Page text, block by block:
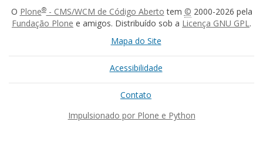
O Plone®- CMS/WCM de Código Aberto tem © 2000-2026 pela
Fundação Plone e amigos. Distribuído sob a Licença GNU GPL.
Mapa do Site
Acessibilidade
Contato
Impulsionado por Plone e Python